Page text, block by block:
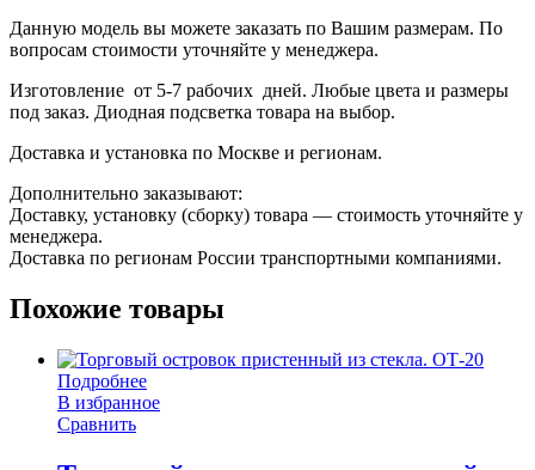
Данную модель вы можете заказать по Вашим размерам. По
вопросам стоимости уточняйте у менеджера.
Изготовление от 5-7 рабочих дней. Любые цвета и размеры
под заказ. Диодная подсветка товара на выбор.
Доставка и установка по Москве и регионам.
Дополнительно заказывают:
Доставку, установку (сборку) товара — стоимость уточняйте у
менеджера.
Доставка по регионам России транспортными компаниями.
Похожие товары
Подробнее
В избранное
Сравнить